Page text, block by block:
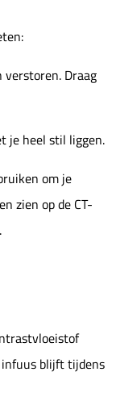
verstoren. Draag
je heel stil liggen.
om je
zien op de CT-
blijft tijdens